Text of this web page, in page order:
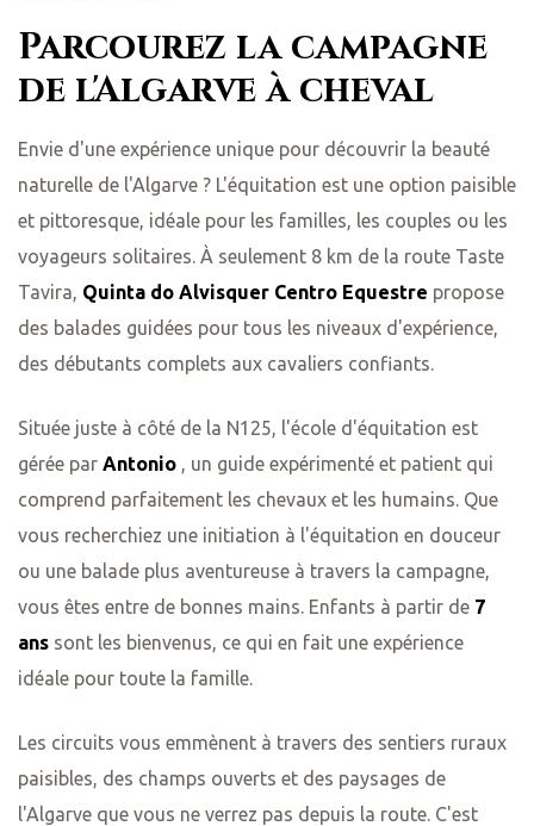
Parcourez la campagne
de l'Algarve à cheval
Envie d'une expérience unique pour découvrir la beauté
naturelle de l'Algarve ? L'équitation est une option paisible
et pittoresque, idéale pour les familles, les couples ou les
voyageurs solitaires. À seulement 8 km de la route Taste
Tavira, Quinta do Alvisquer Centro Equestre propose
des balades guidées pour tous les niveaux d'expérience,
des débutants complets aux cavaliers confiants.
Située juste à côté de la N125, l'école d'équitation est
gérée par Antonio , un guide expérimenté et patient qui
comprend parfaitement les chevaux et les humains. Que
vous recherchiez une initiation à l'équitation en douceur
ou une balade plus aventureuse à travers la campagne,
vous êtes entre de bonnes mains. Enfants à partir de 7
ans sont les bienvenus, ce qui en fait une expérience
idéale pour toute la famille.
Les circuits vous emmènent à travers des sentiers ruraux
paisibles, des champs ouverts et des paysages de
l'Algarve que vous ne verrez pas depuis la route. C'est